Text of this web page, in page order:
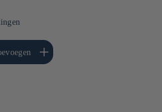
verhogen voor Default
Title